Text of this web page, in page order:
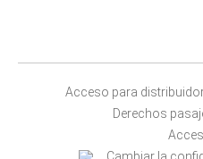
Acceso para
Derechos
Cambiar la